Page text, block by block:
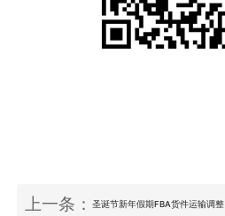
上一条：圣诞节新年假期FBA货件运输调整